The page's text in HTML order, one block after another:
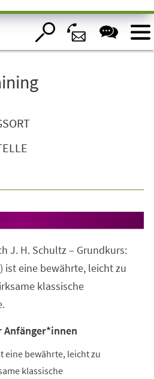
J. H. Schultz – Grundkurs:
ist eine bewährte, leicht zu
klassische
Anfänger*innen
eine bewährte, leicht zu
klassische